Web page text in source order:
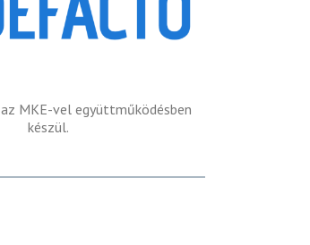
az MKE-vel együttműködésben
készül.